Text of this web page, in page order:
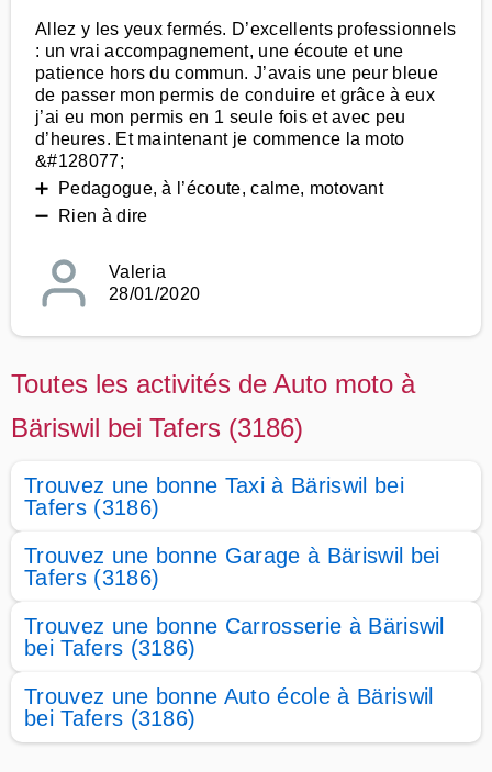
Allez y les yeux fermés. D’excellents professionnels
: un vrai accompagnement, une écoute et une
patience hors du commun. J’avais une peur bleue
de passer mon permis de conduire et grâce à eux
j’ai eu mon permis en 1 seule fois et avec peu
d’heures. Et maintenant je commence la moto
&#128077;
➕ Pedagogue, à l’écoute, calme, motovant
➖ Rien à dire
Valeria
28/01/2020
Toutes les activités de Auto moto à
Bäriswil bei Tafers (3186)
Trouvez une bonne Taxi à Bäriswil bei
Tafers (3186)
Trouvez une bonne Garage à Bäriswil bei
Tafers (3186)
Trouvez une bonne Carrosserie à Bäriswil
bei Tafers (3186)
Trouvez une bonne Auto école à Bäriswil
bei Tafers (3186)